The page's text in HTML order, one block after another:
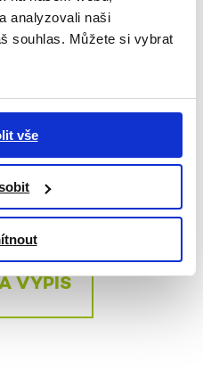
analyzovali naši
souhlas. Můžete si vybrat
vše
VÝPIS